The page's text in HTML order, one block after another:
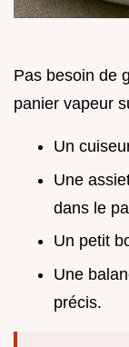
Pas besoin de
panier vapeur
Un
Une
dans le
Un petit
Une
précis.